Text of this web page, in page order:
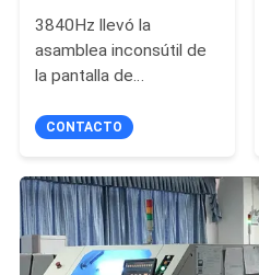
3840Hz llevó la
asamblea inconsútil de
la pantalla de
publicidad comercial
CONTACTO